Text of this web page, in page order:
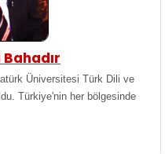
Üniversitesi Türk Dili ve
Türkiye'nin her bölgesinde